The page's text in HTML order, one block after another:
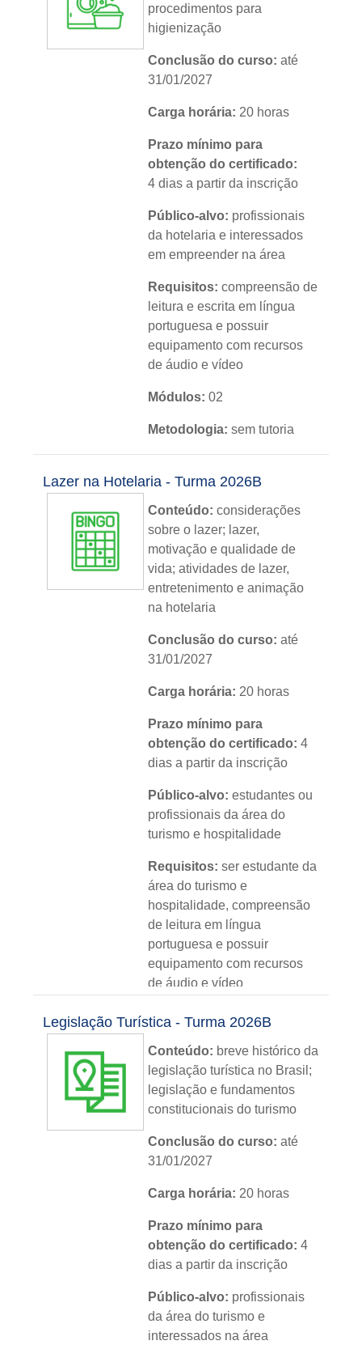
procedimentos para
higienização
Conclusão do curso: até
31/01/2027
Carga horária: 20 horas
Prazo mínimo para
obtenção do certificado:
4 dias a partir da inscrição
Público-alvo: profissionais
da hotelaria e interessados
em empreender na área
Requisitos: compreensão de
leitura e escrita em língua
portuguesa e possuir
equipamento com recursos
de áudio e vídeo
Módulos: 02
Metodologia: sem tutoria
Idioma: português
Lazer na Hotelaria - Turma 2026B
Conteúdo: considerações
sobre o lazer; lazer,
motivação e qualidade de
vida; atividades de lazer,
entretenimento e animação
na hotelaria
Conclusão do curso: até
31/01/2027
Carga horária: 20 horas
Prazo mínimo para
obtenção do certificado: 4
dias a partir da inscrição
Público-alvo: estudantes ou
profissionais da área do
turismo e hospitalidade
Requisitos:ser estudante da
área do turismo e
hospitalidade, compreensão
de leitura em língua
portuguesa e possuir
equipamento com recursos
de áudio e vídeo
Módulos:
Metodologia:sem tutoria
Instituição:
Nível:básico
Idioma:português
Legislação Turística - Turma 2026B
Conteúdo: breve histórico da
legislação turística no Brasil;
legislação e fundamentos
constitucionais do turismo
Conclusão do curso: até
31/01/2027
Carga horária: 20 horas
Prazo mínimo para
obtenção do certificado: 4
dias a partir da inscrição
Público-alvo: profissionais
da área do turismo e
interessados na área